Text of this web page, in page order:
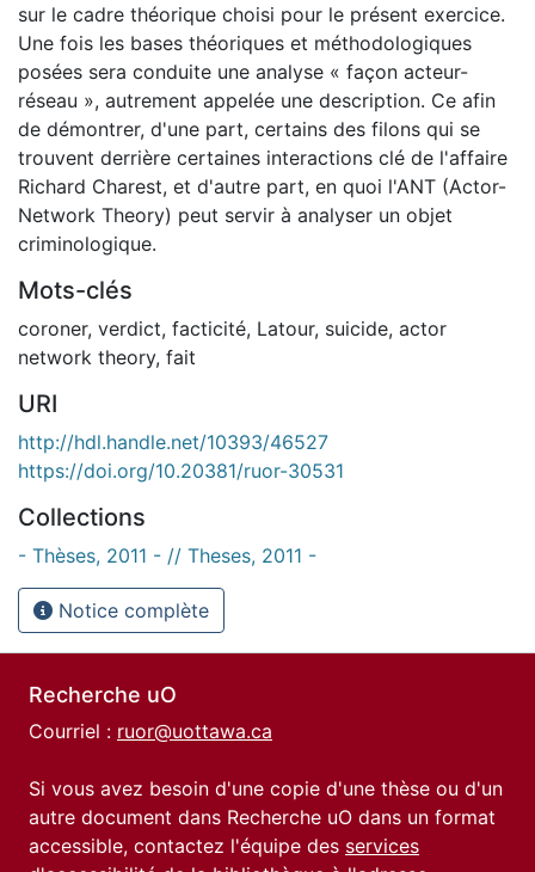
sur le cadre théorique choisi pour le présent exercice.
Une fois les bases théoriques et méthodologiques
posées sera conduite une analyse « façon acteur-
réseau », autrement appelée une description. Ce afin
de démontrer, d'une part, certains des filons qui se
trouvent derrière certaines interactions clé de l'affaire
Richard Charest, et d'autre part, en quoi l'ANT (Actor-
Network Theory) peut servir à analyser un objet
criminologique.
Mots-clés
coroner, verdict, facticité, Latour, suicide, actor
network theory, fait
URI
http://hdl.handle.net/10393/46527
https://doi.org/10.20381/ruor-30531
Collections
- Thèses, 2011 - // Theses, 2011 -
Notice complète
Recherche uO
Courriel : ruor@uottawa.ca
Si vous avez besoin d'une copie d'une thèse ou d'un
autre document dans Recherche uO dans un format
accessible, contactez l'équipe des services